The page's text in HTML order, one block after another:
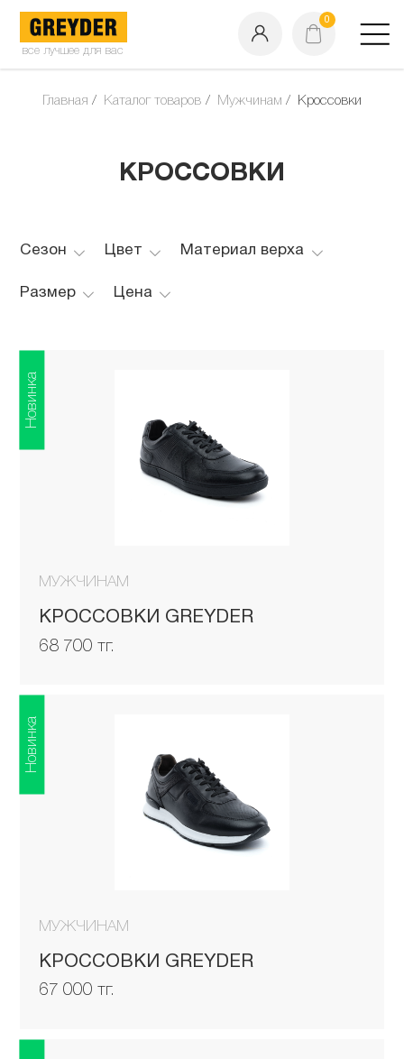
все лучшее для вас
0
Главная Каталог товаров Мужчинам Кроссовки
КРОССОВКИ
Сезон Цвет Материал верха
Размер Цена
МУЖЧИНАМ
КРОССОВКИ GREYDER
68 700 тг.
Новинка
МУЖЧИНАМ
КРОССОВКИ GREYDER
67 000 тг.
Новинка